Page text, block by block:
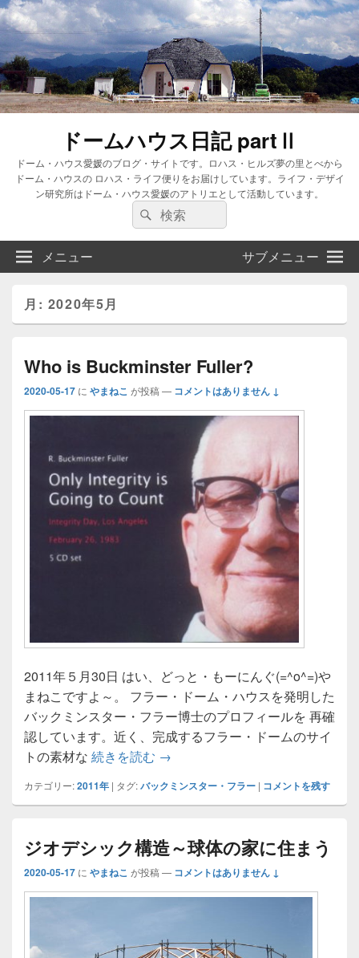
ドームハウス日記 partⅡ
ドーム・ハウス愛媛のブログ・サイトです。ロハス・ヒルズ夢の里とべから
ドーム・ハウスの ロハス・ライフ便りをお届けしています。ライフ・デザイ
ン研究所はドーム・ハウス愛媛のアトリエとして活動しています。
検
索:
検
索
メニュー サブメニュー
月: 2020年5月
Who is Buckminster Fuller?
2020-05-17 に やまねこ が投稿 — コメントはありません ↓
2011年５月30日 はい、どっと・もーにんぐ(=^o^=)や
まねこですよ～。 フラー・ドーム・ハウスを発明した
バックミンスター・フラー博士のプロフィールを 再確
認しています。近く、完成するフラー・ドームのサイ
トの素材な 続きを読む Who is Buckminster Fuller?
→
カテゴリー:2011年 | タグ:バックミンスター・フラー | コメントを残す
ジオデシック構造～球体の家に住まう
2020-05-17 に やまねこ が投稿 — コメントはありません ↓